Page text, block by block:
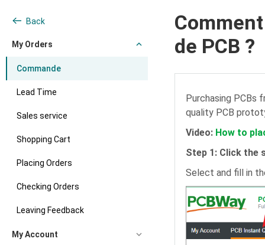
de PCB ?
Purchasing PCBs
quality PCB
Video: How to
Step 1: Click the
Select and fill in
Back
My Orders
Commande
Lead Time
Sales service
Shopping Cart
Placing Orders
Checking Orders
Leaving Feedback
My Account